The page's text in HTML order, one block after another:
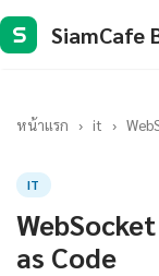
S SiamCafe
หน้าแรก › it ›
IT
as Code